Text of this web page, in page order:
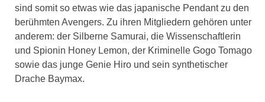
sind somit so etwas wie das japanische Pendant zu den
berühmten Avengers. Zu ihren Mitgliedern gehören unter
anderem: der Silberne Samurai, die Wissenschaftlerin
und Spionin Honey Lemon, der Kriminelle Gogo Tomago
sowie das junge Genie Hiro und sein synthetischer
Drache Baymax.